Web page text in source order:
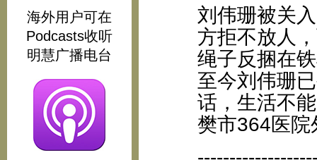
海外用户可在
Podcasts收听
明慧广播电台
刘伟珊被关
方拒不放人
绳子反捆在
至今刘伟珊
话，生活不
樊市364医院